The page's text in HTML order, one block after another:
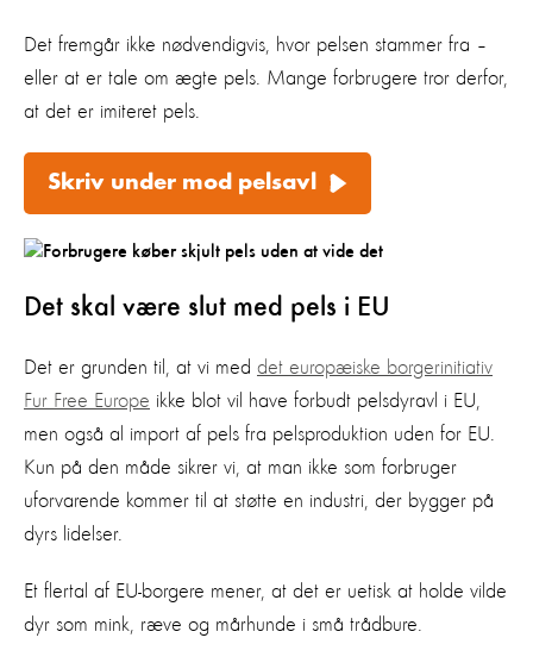
Det fremgår ikke nødvendigvis, hvor pelsen stammer fra –
eller at er tale om ægte pels. Mange forbrugere tror derfor,
at det er imiteret pels.
Skriv under mod pelsavl
Det skal være slut med pels i EU
Det er grunden til, at vi med det europæiske borgerinitiativ
Fur Free Europe ikke blot vil have forbudt pelsdyravl i EU,
men også al import af pels fra pelsproduktion uden for EU.
Kun på den måde sikrer vi, at man ikke som forbruger
uforvarende kommer til at støtte en industri, der bygger på
dyrs lidelser.
Et flertal af EU-borgere mener, at det er uetisk at holde vilde
dyr som mink, ræve og mårhunde i små trådbure.